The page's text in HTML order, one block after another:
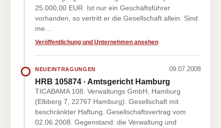
25.000,00 EUR. Ist nur ein Geschäftsführer
vorhanden, so vertritt er die Gesellschaft allein. Sind
me…
Veröffentlichung und Unternehmen ansehen
NEUEINTRAGUNGEN 09.07.2008
HRB 105874 · Amtsgericht Hamburg
TICABAMA 108. Verwaltungs GmbH, Hamburg
(Elbberg 7, 22767 Hamburg). Gesellschaft mit
beschränkter Haftung. Gesellschaftsvertrag vom
02.06.2008. Gegenstand: die Verwaltung und